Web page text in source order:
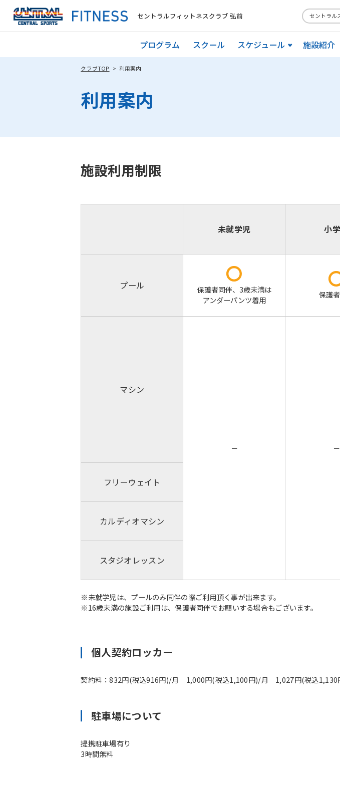
セントラルフィットネスクラブ 弘前 セントラル
プログラム スクール スケジュール 施設紹介
クラブTOP 利用案内
利用案内
施設利用制限
未就学児 小
プール
保護者同伴、3歳未満は
アンダーパンツ着用
保護
マシン
－ －
フリーウェイト
カルディオマシン
スタジオレッスン
※未就学児は、プールのみ同伴の際ご利用頂く事が出来ます。
※16歳未満の施設ご利用は、保護者同伴でお願いする場合もございます。
個人契約ロッカー
契約料：832円(税込916円)/月 1,000円(税込1,100円)/月 1,027円(税込1,130
駐車場について
提携駐車場有り
3時間無料